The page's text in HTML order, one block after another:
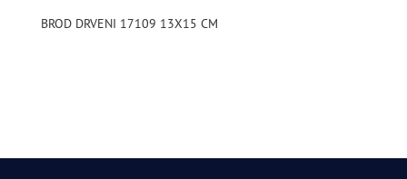
BROD DRVENI 17109 13X15 CM